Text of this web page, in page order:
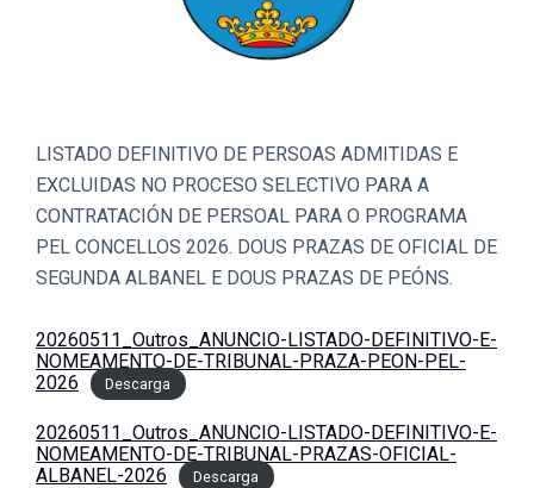
LISTADO DEFINITIVO DE PERSOAS ADMITIDAS E
EXCLUIDAS NO PROCESO SELECTIVO PARA A
CONTRATACIÓN DE PERSOAL PARA O PROGRAMA
PEL CONCELLOS 2026. DOUS PRAZAS DE OFICIAL DE
SEGUNDA ALBANEL E DOUS PRAZAS DE PEÓNS.
20260511_Outros_ANUNCIO-LISTADO-DEFINITIVO-E-
NOMEAMENTO-DE-TRIBUNAL-PRAZA-PEON-PEL-
2026
Descarga
20260511_Outros_ANUNCIO-LISTADO-DEFINITIVO-E-
NOMEAMENTO-DE-TRIBUNAL-PRAZAS-OFICIAL-
ALBANEL-2026
Descarga